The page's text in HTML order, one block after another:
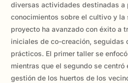
diversas actividades destinadas a
conocimientos sobre el cultivo y la
proyecto ha avanzado con éxito a
iniciales de co-creación, seguidas
prácticos. El primer taller se
mientras que el segundo se centró
gestión de los huertos de los